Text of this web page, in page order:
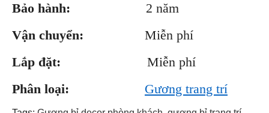
Bảo hành: 2 năm
Vận chuyển:
Miễn phí
Lắp đặt: Miễn phí
Phân loại:
Gương trang trí